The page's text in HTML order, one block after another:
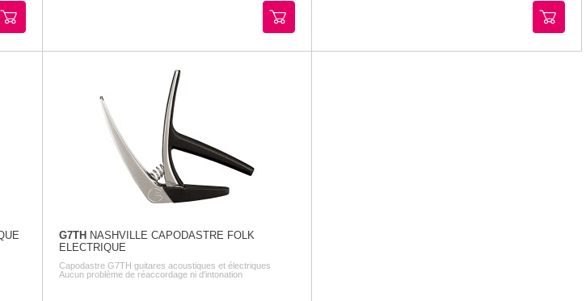
G7THNASHVILLE CAPODASTRE FOLK
ELECTRIQUE
Capodastre G7TH guitares acoustiques et électriques
Aucun problème de réaccordage ni d'intonation